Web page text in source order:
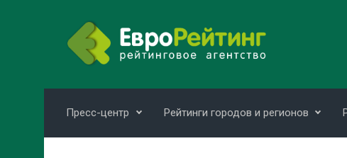
Пресс-центр Рейтинги городов и регионов